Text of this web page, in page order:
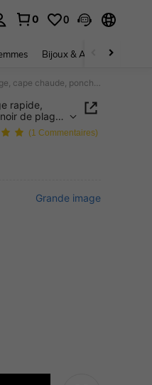
0 0
Bijoux & Accessoires pour
Poncho de surf en fibre ultra-fine à séchage rapide, serviette de plage à capuche zippée, peignoir de plage, cape chaude, poncho de plage pour adulte
rapide,
de plage,
(1 Commentaires)
Grande image